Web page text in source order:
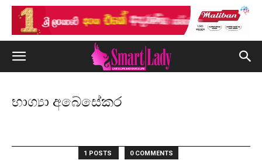
භාග්‍යා අබේසේකර
1 POSTS 0 COMMENTS